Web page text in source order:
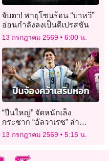
จับตา! พายุโซนร้อน “บาหวี่”
อ่อนกำลังลงเป็นดีเปรสชัน
13 กรกฎาคม 2569 6:00 น.
“ปืนใหญ่” จัดหนักเล็ง
กระชาก “อัลวาเรซ” ล่า
ตาข่าย
13 กรกฎาคม 2569 5:15 น.